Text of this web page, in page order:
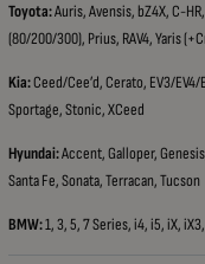
Toyota:Auris, Avensis, bZ4X, C-
(80/200/300), Prius, RAV4, Yaris
Kia:Ceed/Cee’d, Cerato, EV3/
Sportage, Stonic, XCeed
Hyundai:Accent, Galloper,
Santa Fe, Sonata, Terracan, Tucson
BMW:1, 3, 5, 7 Series, i4, i5, iX,